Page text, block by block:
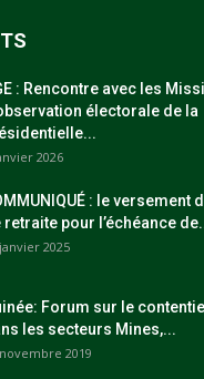
: Rencontre avec les
électorale de la
2026
: le versement
retraite pour l’échéance
2025
Forum sur le
les secteurs Mines,...
2019